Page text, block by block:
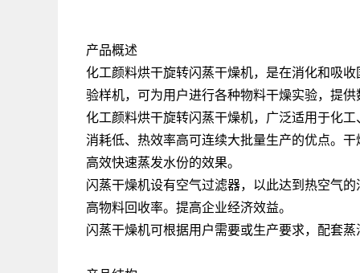
产品概述
化工颜料烘干旋转闪蒸干燥机，是在消化和吸
验样机，可为用户进行各种物料干燥实验，提
化工颜料烘干旋转闪蒸干燥机，广泛适用于化
消耗低、热效率高可连续大批量生产的优点。
高效快速蒸发水份的效果。
闪蒸干燥机设有空气过滤器，以此达到热空气
高物料回收率。提高企业经济效益。
闪蒸干燥机可根据用户需要或生产要求，配套